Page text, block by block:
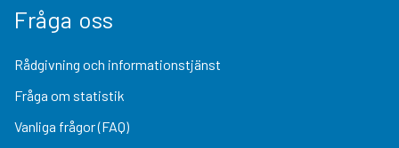
Fråga oss
Rådgivning och informationstjänst
Fråga om statistik
Vanliga frågor (FAQ)